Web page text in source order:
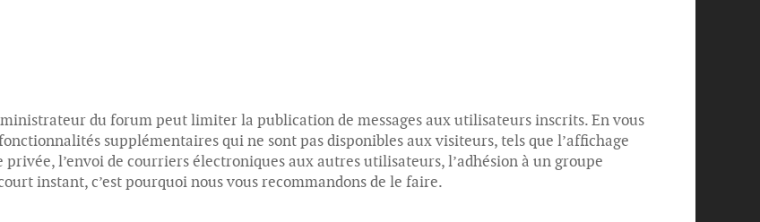
du forum peut limiter la publication de messages aux utilisateurs inscrits. En vous
supplémentaires qui ne sont pas disponibles aux visiteurs, tels que l’affichage
l’envoi de courriers électroniques aux autres utilisateurs, l’adhésion à un groupe
instant, c’est pourquoi nous vous recommandons de le faire.